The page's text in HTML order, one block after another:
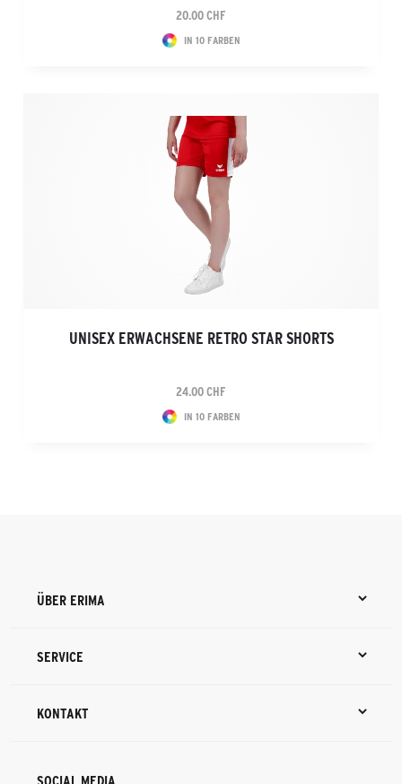
20.00 CHF
IN 10 FARBEN
UNISEX ERWACHSENE RETRO STAR SHORTS
24.00 CHF
IN 10 FARBEN
ÜBER ERIMA
SERVICE
KONTAKT
SOCIAL MEDIA